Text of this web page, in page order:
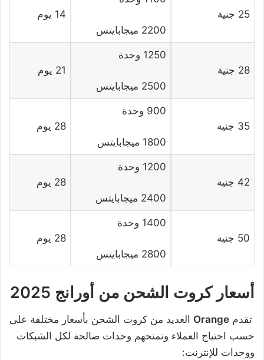
25 جنية
2200 ميجابايتس
14 يوم
28 جنية
1250 وحدة
2500 ميجابايتس
21 يوم
35 جنية
900 وحدة
1800 ميجابايتس
28 يوم
42 جنية
1200 وحدة
2400 ميجابايتس
28 يوم
50 جنية
1400 وحدة
2800 ميجابايتس
28 يوم
أسعار كروت الشحن من أورانج 2025
تقدم Orange العديد من كروت الشحن بأسعار مختلفة على
حسب احتياج العملاء وتمنحهم وحدات صالحة لكل الشبكات
ووحدات للإنترنت: